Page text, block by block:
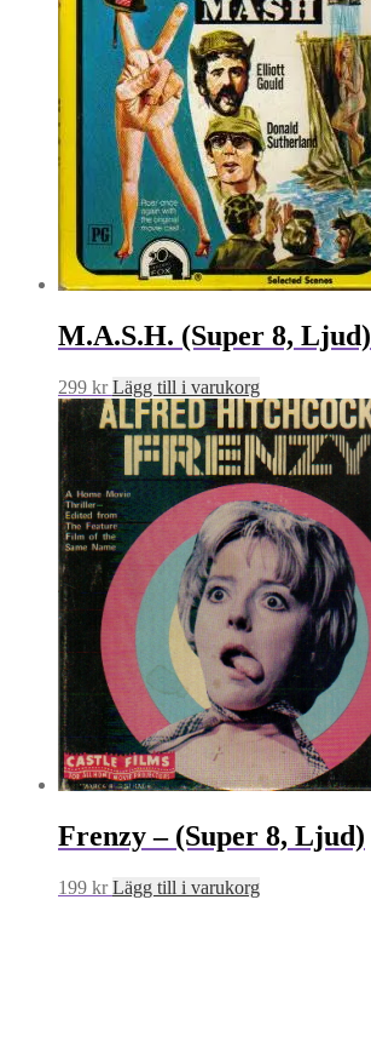
M.A.S.H. (Super 8, Ljud)
299 kr Lägg till i varukorg
Frenzy – (Super 8, Ljud)
199 kr Lägg till i varukorg